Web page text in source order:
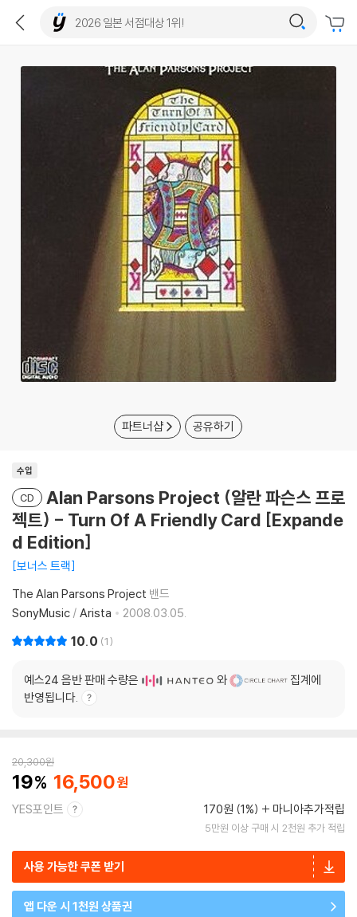
파트너샵 공유하기
수입
CD
Alan Parsons Project (알란 파슨스 프로
젝트) - Turn Of A Friendly Card [Expande
d Edition]
보너스 트랙
The Alan Parsons Project 밴드
SonyMusic / Arista 2008.03.05.
10.0 1
예스24 음반 판매 수량은 와
집계에
반영됩니다.
20,300원
19 16,500
YES포인트 170원 (1%) 마니아추가적립
5만원 이상 구매 시 2천원 추가 적립
사용 가능한 쿠폰 받기
앱 다운 시 1천원 상품권